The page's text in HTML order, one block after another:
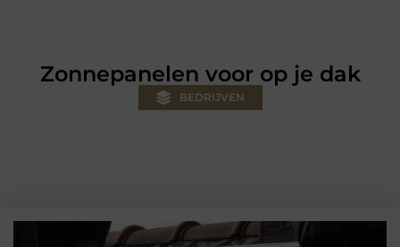
Zonnepanelen voor op je dak
BEDRIJVEN